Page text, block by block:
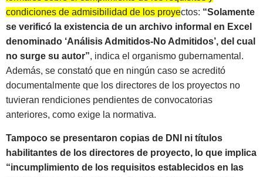
condiciones de admisibilidad de los proyectos: “Solamente
se verificó la existencia de un archivo informal en Excel
denominado ‘Análisis Admitidos-No Admitidos’, del cual
no surge su autor”, indica el organismo gubernamental.
Además, se constató que en ningún caso se acreditó
documentalmente que los directores de los proyectos no
tuvieran rendiciones pendientes de convocatorias
anteriores, como exige la normativa.
Tampoco se presentaron copias de DNI ni títulos
habilitantes de los directores de proyecto, lo que implica
“incumplimiento de los requisitos establecidos en las